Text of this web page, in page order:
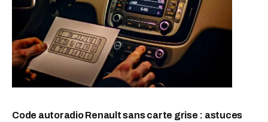
Code autoradio Renault sans carte grise : astuces